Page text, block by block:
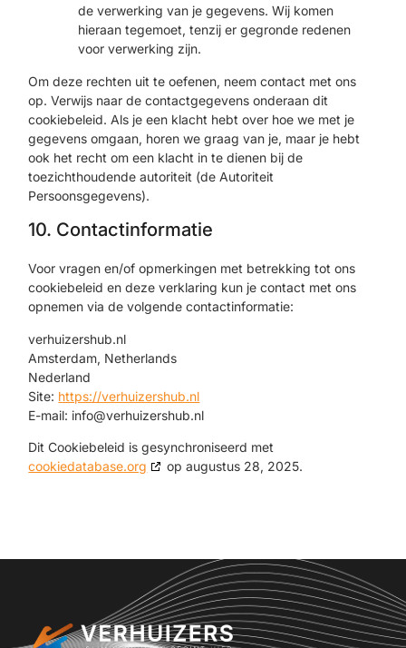
de verwerking van je gegevens. Wij komen
hieraan tegemoet, tenzij er gegronde redenen
voor verwerking zijn.
Om deze rechten uit te oefenen, neem contact met ons
op. Verwijs naar de contactgegevens onderaan dit
cookiebeleid. Als je een klacht hebt over hoe we met je
gegevens omgaan, horen we graag van je, maar je hebt
ook het recht om een klacht in te dienen bij de
toezichthoudende autoriteit (de Autoriteit
Persoonsgegevens).
10. Contactinformatie
Voor vragen en/of opmerkingen met betrekking tot ons
cookiebeleid en deze verklaring kun je contact met ons
opnemen via de volgende contactinformatie:
verhuizershub.nl
Amsterdam, Netherlands
Nederland
Site: https://verhuizershub.nl
E-mail: info@verhuizershub.nl
Dit Cookiebeleid is gesynchroniseerd met
cookiedatabase.org
op augustus 28, 2025.